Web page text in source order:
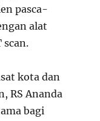
pasca-
alat
scan.
kota dan
RS Ananda
bagi